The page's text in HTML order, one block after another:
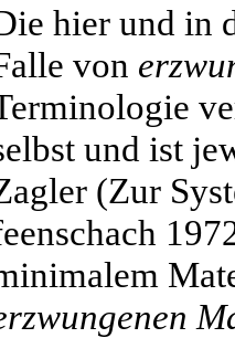
hier und in
von
und ist
(Zur